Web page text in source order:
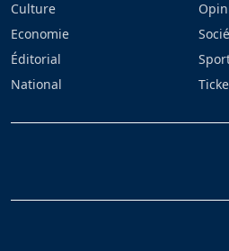
Culture
Economie
Éditorial
National